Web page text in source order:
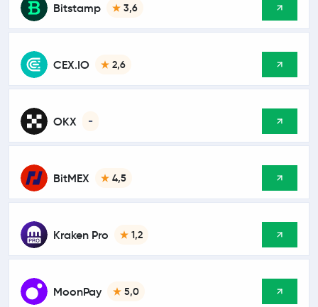
Bitstamp 3,6
CEX.IO 2,6
OKX -
BitMEX 4,5
Kraken Pro 1,2
MoonPay 5,0